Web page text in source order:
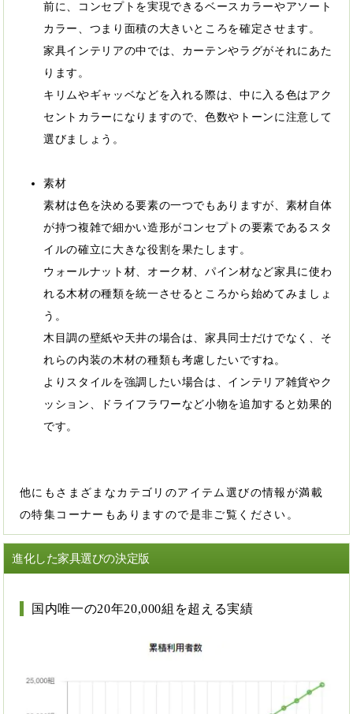
前に、コンセプトを実現できるベースカラーやアソート
カラー、つまり面積の大きいところを確定させます。
家具インテリアの中では、カーテンやラグがそれにあた
ります。
キリムやギャッベなどを入れる際は、中に入る色はアク
セントカラーになりますので、色数やトーンに注意して
選びましょう。
素材
素材は色を決める要素の一つでもありますが、素材自体
が持つ複雑で細かい造形がコンセプトの要素であるスタ
イルの確立に大きな役割を果たします。
ウォールナット材、オーク材、パイン材など家具に使わ
れる木材の種類を統一させるところから始めてみましょ
う。
木目調の壁紙や天井の場合は、家具同士だけでなく、そ
れらの内装の木材の種類も考慮したいですね。
よりスタイルを強調したい場合は、インテリア雑貨やク
ッション、ドライフラワーなど小物を追加すると効果的
です。
他にもさまざまなカテゴリのアイテム選びの情報が満載
の特集コーナーもありますので是非ご覧ください。
進化した家具選びの決定版
国内唯一の20年20,000組を超える実績